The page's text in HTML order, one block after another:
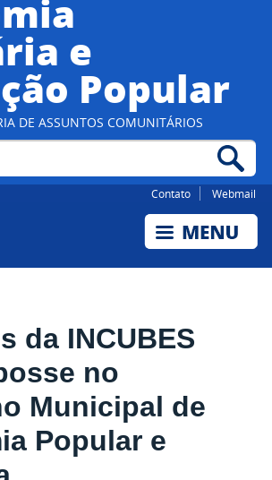
e
Popular
DE ASSUNTOS COMUNITÁRIOS
Contato Webmail
da INCUBES
no
Municipal de
Popular e